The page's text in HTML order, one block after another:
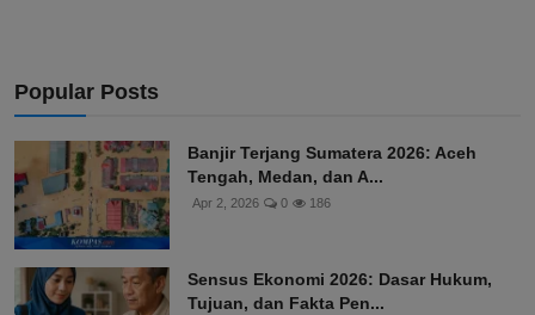
Popular Posts
Banjir Terjang Sumatera 2026: Aceh
Tengah, Medan, dan A...
Apr 2, 2026 0 186
Sensus Ekonomi 2026: Dasar Hukum,
Tujuan, dan Fakta Pen...